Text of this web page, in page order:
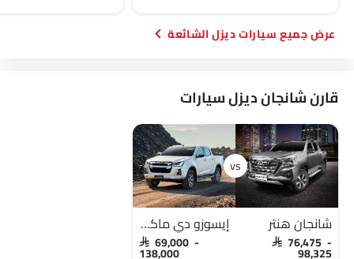
سيارات ديزل الشائعة
قارن شانجان ديزل سيارات
شانجان هنتر
SAR 76,475 -
98,325
إيسوزو دي ماكس
SAR 69,000 -
138,000